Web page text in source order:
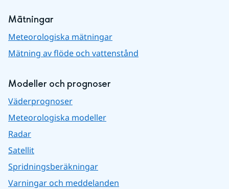
Mätningar
Meteorologiska mätningar
Mätning av flöde och vattenstånd
Modeller och prognoser
Väderprognoser
Meteorologiska modeller
Radar
Satellit
Spridningsberäkningar
Varningar och meddelanden